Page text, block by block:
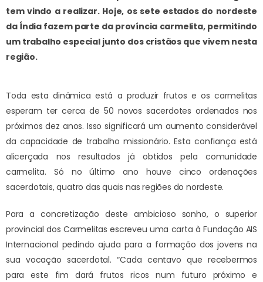
tem vindo a realizar. Hoje, os sete estados do nordeste
da Índia fazem parte da província carmelita, permitindo
um trabalho especial junto dos cristãos que vivem nesta
região.
Toda esta dinâmica está a produzir frutos e os carmelitas
esperam ter cerca de 50 novos sacerdotes ordenados nos
próximos dez anos. Isso significará um aumento considerável
da capacidade de trabalho missionário. Esta confiança está
alicerçada nos resultados já obtidos pela comunidade
carmelita. Só no último ano houve cinco ordenações
sacerdotais, quatro das quais nas regiões do nordeste.
Para a concretização deste ambicioso sonho, o superior
provincial dos Carmelitas escreveu uma carta à Fundação AIS
Internacional pedindo ajuda para a formação dos jovens na
sua vocação sacerdotal. “Cada centavo que recebermos
para este fim dará frutos ricos num futuro próximo e